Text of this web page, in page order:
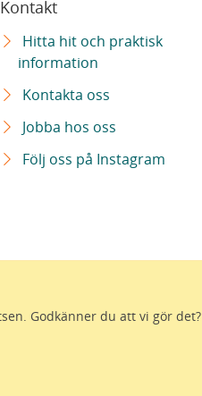
Godkänner du att vi gör det?
Kontakt
Hitta hit och praktisk
information
Kontakta oss
Jobba hos oss
Följ oss på Instagram